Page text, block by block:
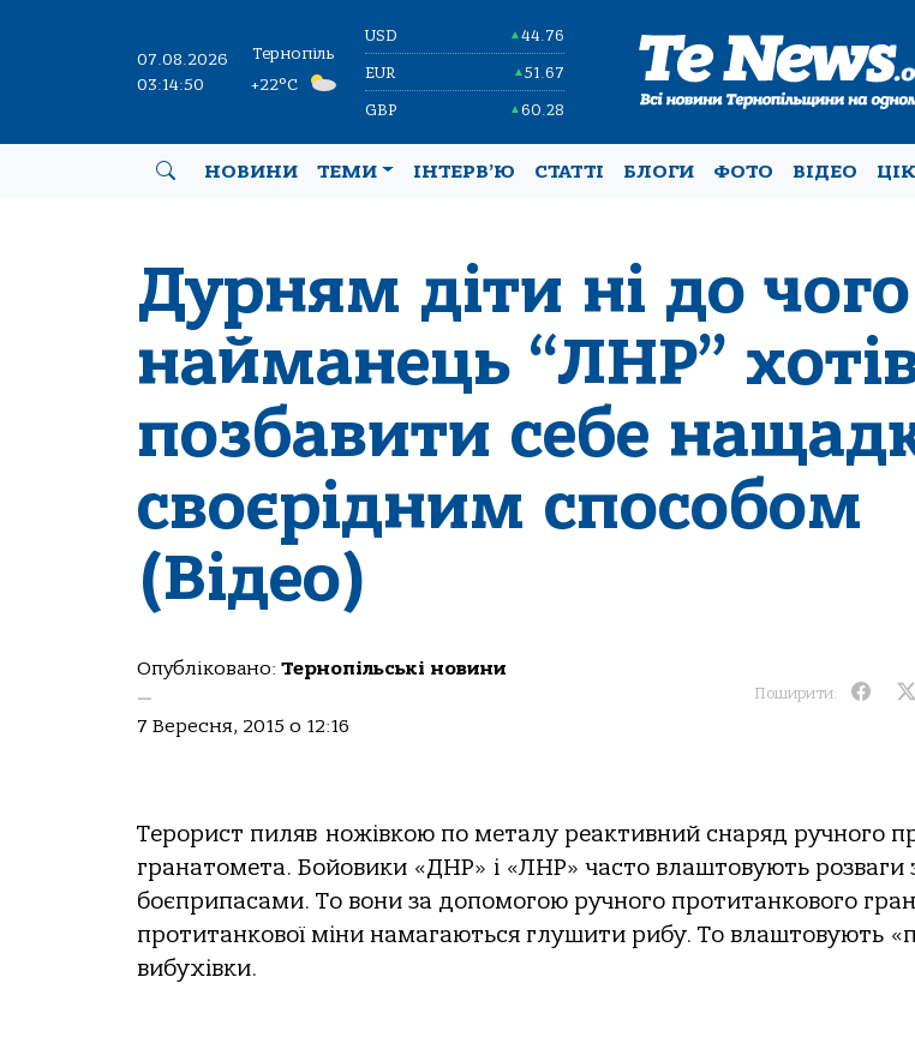
07.08.2026
03:14:51
Тернопіль
+22°C
USD ▲44.76
EUR ▲51.67
GBP ▲60.28
НОВИНИ ТЕМИ ІНТЕРВ’Ю СТАТТІ БЛОГИ ФОТО ВІДЕО
Дурням діти ні до
найманець “ЛНР”
позбавити себе
своєрідним способом
(Відео)
Опубліковано: Тернопільські новини
—
7 Вересня, 2015 о 12:16
Поширити:
Терорист пиляв ножівкою по металу реактивний снаряд ручного
гранатомета. Бойовики «ДНР» і «ЛНР» часто влаштовують розваги
боєприпасами. То вони за допомогою ручного протитанкового
протитанкової міни намагаються глушити рибу. То влаштовують
вибухівки.